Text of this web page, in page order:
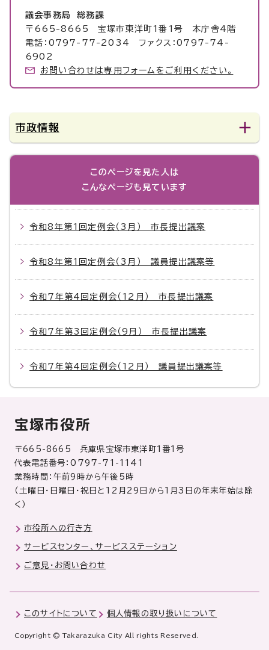
議会事務局 総務課
〒665-8665 宝塚市東洋町1番1号 本庁舎4階
電話：0797-77-2034 ファクス：0797-74-
6902
お問い合わせは専用フォームをご利用ください。
市政情報
このページを見た人は
こんなページも見ています
令和8年第1回定例会（3月） 市長提出議案
令和8年第1回定例会（3月） 議員提出議案等
令和7年第4回定例会（12月） 市長提出議案
令和7年第3回定例会（9月） 市長提出議案
令和7年第4回定例会（12月） 議員提出議案等
宝塚市役所
〒665-8665 兵庫県宝塚市東洋町1番1号
代表電話番号：0797-71-1141
業務時間：午前9時から午後5時
（土曜日・日曜日・祝日と12月29日から1月3日の年末年始は除
く）
市役所への行き方
サービスセンター、サービスステーション
ご意見・お問い合わせ
このサイトについて 個人情報の取り扱いについて
Copyright © Takarazuka City All rights Reserved.